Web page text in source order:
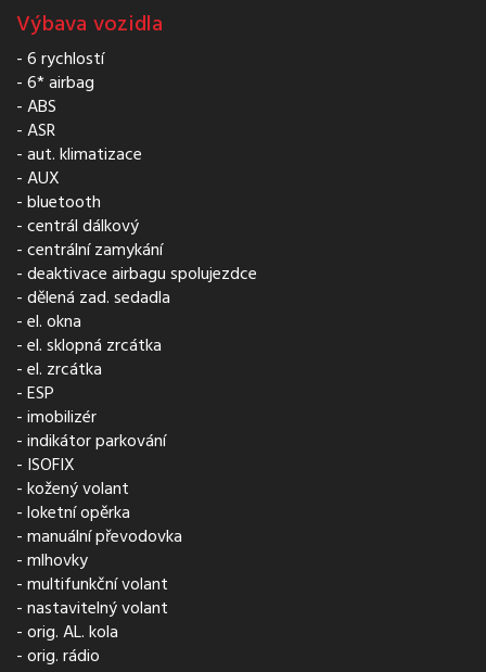
Výbava vozidla
6 rychlostí
6* airbag
ABS
ASR
aut. klimatizace
AUX
bluetooth
centrál dálkový
centrální zamykání
deaktivace airbagu spolujezdce
dělená zad. sedadla
el. okna
el. sklopná zrcátka
el. zrcátka
ESP
imobilizér
indikátor parkování
ISOFIX
kožený volant
loketní opěrka
manuální převodovka
mlhovky
multifunkční volant
nastavitelný volant
orig. AL. kola
orig. rádio